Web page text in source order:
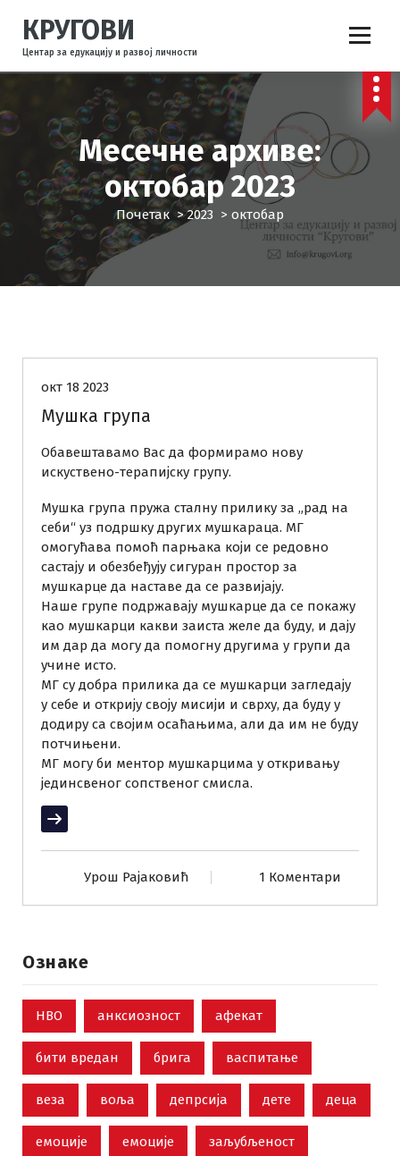
ч
н
а
ж
КРУГОВИ
Центар за едукацију и развој личности
Месечне архиве:
октобар 2023
Почетак>2023 > октобар
окт 18 2023
Мушка група
Обавештавамо Вас да формирамо нову
искуствено-терапијску групу.
Мушка група пружа сталну прилику за „рад на
себи“ уз подршку других мушкараца. МГ
омогућава помоћ парњака који се редовно
састају и обезбеђују сигуран простор за
мушкарце да наставе да се развијају.
Наше групе подржавају мушкарце да се покажу
као мушкарци какви заиста желе да буду, и дају
им дар да могу да помогну другима у групи да
учине исто.
МГ су добра прилика да се мушкарци загледају
у себе и открију своју мисији и сврху, да буду у
додиру са својим осаћањима, али да им не буду
потчињени.
МГ могу би ментор мушкарцима у откривању
јединсвеног сопственог смисла.
Прочитај више
Урош Рајаковић 1 Коментари
Ознаке
НВО анксиозност афекат
бити вредан брига васпитање
веза воља депрсија дете деца
емоције емоције заљубљеност